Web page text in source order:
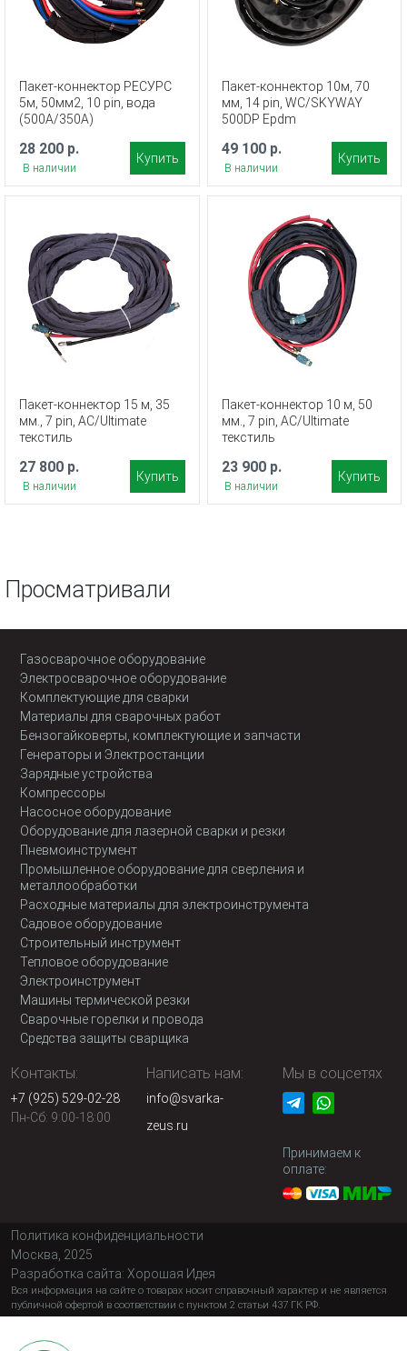
Пакет-коннектор РЕСУРС
5м, 50мм2, 10 pin, вода
(500A/350A)
28 200 р.
В наличии
Купить
Пакет-коннектор 10м, 70
мм, 14 pin, WC/SKYWAY
500DP Epdm
49 100 р.
В наличии
Купить
Пакет-коннектор 15 м, 35
мм., 7 pin, AC/Ultimate
текстиль
27 800 р.
В наличии
Купить
Пакет-коннектор 10 м, 50
мм., 7 pin, AC/Ultimate
текстиль
23 900 р.
В наличии
Купить
Просматривали
Газосварочное оборудование
Электросварочное оборудование
Комплектующие для сварки
Материалы для сварочных работ
Бензогайковерты, комплектующие и запчасти
Генераторы и Электростанции
Зарядные устройства
Компрессоры
Насосное оборудование
Оборудование для лазерной сварки и резки
Пневмоинструмент
Промышленное оборудование для сверления и
металлообработки
Расходные материалы для электроинструмента
Садовое оборудование
Строительный инструмент
Тепловое оборудование
Электроинструмент
Машины термической резки
Сварочные горелки и провода
Средства защиты сварщика
Контакты:
+7 (925) 529-02-28
Пн-Сб: 9:00-18:00
Написать нам:
info@svarka-
zeus.ru
Мы в соцсетях
Принимаем к
оплате:
Политика конфиденциальности
Москва, 2025
Разработка сайта: Хорошая Идея
Вся информация на сайте о товарах носит справочный характер и не является
публичной офертой в соответствии с пунктом 2 статьи 437 ГК РФ.